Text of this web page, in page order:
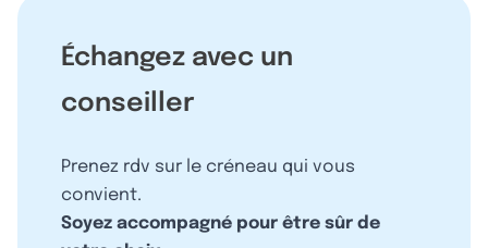
Échangez avec un
conseiller
Prenez rdv sur le créneau qui vous
convient.
Soyez accompagné pour être sûr de